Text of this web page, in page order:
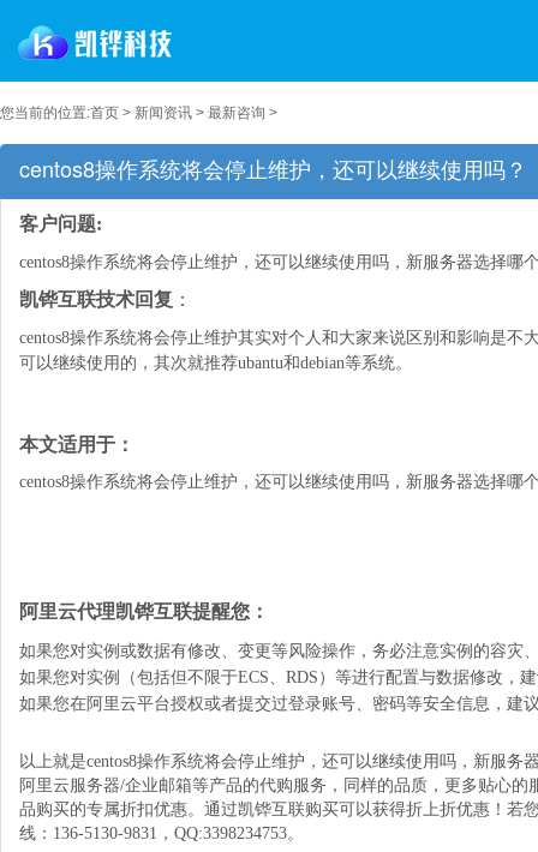
您当前的位置:首页 > 新闻资讯 > 最新咨询 >
centos8操作系统将会停止维护，还可以继续使用吗？
客户问题:
centos8操作系统将会停止维护，还可以继续使用吗，新服务器选择哪
凯铧互联技术回复 ：
centos8操作系统将会停止维护其实对个人和大家来说区别和影响是不
可以继续使用的，其次就推荐ubantu和debian等系统。
本文适用于：
centos8操作系统将会停止维护，还可以继续使用吗，新服务器选择哪
阿里云代理凯铧互联提醒您：
如果您对实例或数据有修改、变更等风险操作，务必注意实例的容灾
如果您对实例（包括但不限于ECS、RDS）等进行配置与数据修改，
如果您在阿里云平台授权或者提交过登录账号、密码等安全信息，建
以上就是centos8操作系统将会停止维护，还可以继续使用吗，新服务
阿里云服务器/企业邮箱等产品的代购服务，同样的品质，更多贴心
品购买的专属折扣优惠。通过凯铧互联购买可以获得折上折优惠！若
线：136-5130-9831，QQ:3398234753。